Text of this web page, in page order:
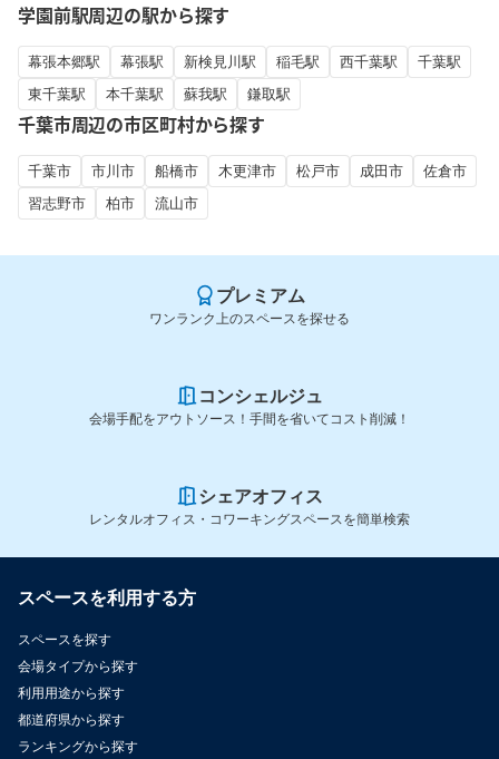
学園前駅周辺の駅から探す
幕張本郷駅 幕張駅 新検見川駅 稲毛駅 西千葉駅
千葉駅
東千葉駅
本千葉駅 蘇我駅 鎌取駅
千葉市周辺の市区町村から探す
千葉市 市川市 船橋市 木更津市 松戸市 成田市
佐倉市
習志野市
柏市 流山市
プレミアム
ワンランク上のスペースを探せる
コンシェルジュ
会場手配をアウトソース！手間を省いてコスト削減！
シェアオフィス
レンタルオフィス・コワーキングスペースを簡単検索
スペースを利用する方
スペースを探す
会場タイプから探す
利用用途から探す
都道府県から探す
ランキングから探す